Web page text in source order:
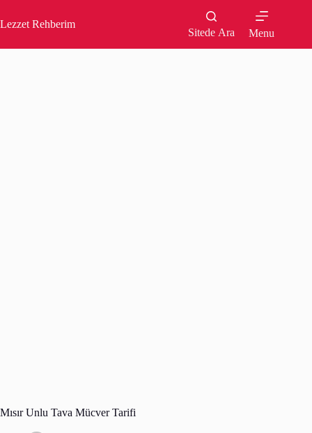
to
content
Lezzet Rehberim
Sitede Ara Menu
Mısır Unlu Tava Mücver Tarifi